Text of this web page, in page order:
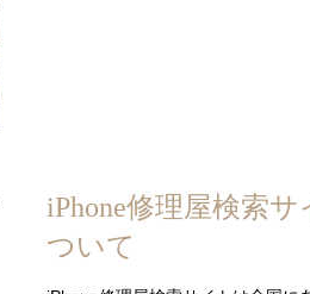
iPhone修理屋検索サ
ついて